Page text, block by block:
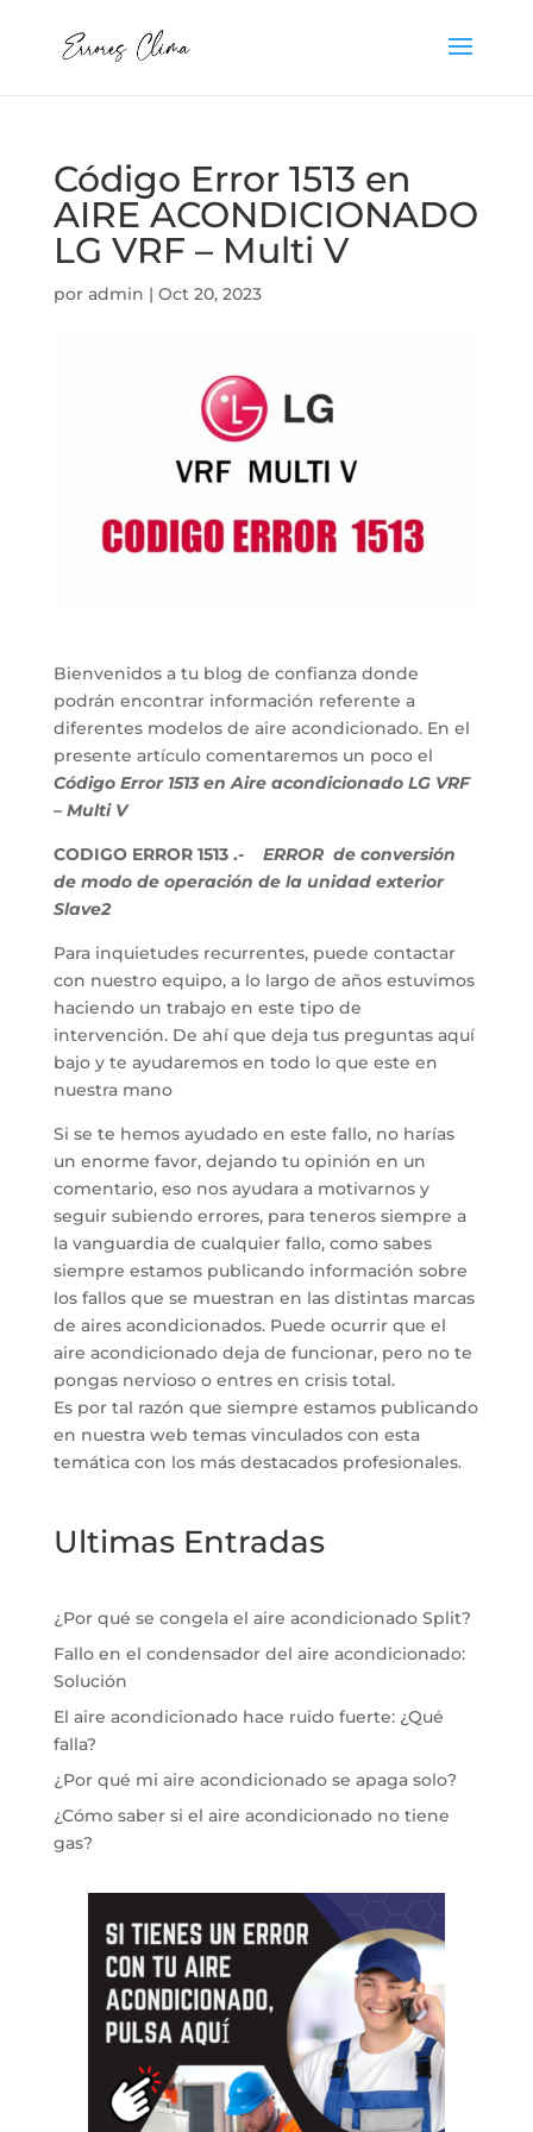
Código Error 1513 en
AIRE ACONDICIONADO
LG VRF – Multi V
por admin | Oct 20, 2023
Bienvenidos a tu blog de confianza donde
podrán encontrar información referente a
diferentes modelos de aire acondicionado. En el
presente artículo comentaremos un poco el
Código Error 1513 en Aire acondicionado LG VRF
– Multi V
CODIGO ERROR 1513 .-
ERROR de conversión
de modo de operación de la unidad exterior
Slave2
Para inquietudes recurrentes, puede contactar
con nuestro equipo, a lo largo de años estuvimos
haciendo un trabajo en este tipo de
intervención. De ahí que deja tus preguntas aquí
bajo y te ayudaremos en todo lo que este en
nuestra mano
Si se te hemos ayudado en este fallo, no harías
un enorme favor, dejando tu opinión en un
comentario, eso nos ayudara a motivarnos y
seguir subiendo errores, para teneros siempre a
la vanguardia de cualquier fallo, como sabes
siempre estamos publicando información sobre
los fallos que se muestran en las distintas marcas
de aires acondicionados. Puede ocurrir que el
aire acondicionado deja de funcionar, pero no te
pongas nervioso o entres en crisis total.
Es por tal razón que siempre estamos publicando
en nuestra web temas vinculados con esta
temática con los más destacados profesionales.
Ultimas Entradas
¿Por qué se congela el aire acondicionado Split?
Fallo en el condensador del aire acondicionado:
Solución
El aire acondicionado hace ruido fuerte: ¿Qué
falla?
¿Por qué mi aire acondicionado se apaga solo?
¿Cómo saber si el aire acondicionado no tiene
gas?